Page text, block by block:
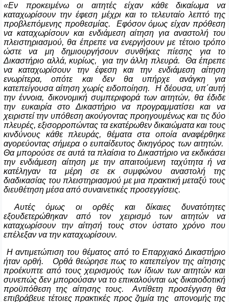
«Εν προκειμένω οι αιτητές είχαν κάθε δικαίωμα να
καταχωρίσουν την έφεση μέχρι και το τελευταίο λεπτό της
προβλεπόμενης προθεσμίας. Εφόσον όμως είχαν πρόθεση
να καταχωρίσουν και ενδιάμεση αίτηση για αναστολή του
πλειστηριασμού, θα έπρεπε να ενεργήσουν με τέτοιο τρόπο
ώστε να μη δημιουργήσουν συνθήκες πίεσης για το
Δικαστήριο αλλά, κυρίως, για την άλλη πλευρά. Θα έπρεπε
να καταχωρίσουν την έφεση και την ενδιάμεση αίτηση
ενωρίτερα, οπότε και δεν θα υπήρχε ανάγκη για
κατεπείγουσα αίτηση χωρίς ειδοποίηση. Η δέουσα, υπ΄αυτή
την έννοια, δικονομική συμπεριφορά των αιτητών, θα έδιδε
την ευκαιρία στο Δικαστήριο να προγραμματίσει και να
χειριστεί την υπόθεση ακούγοντας προηγουμένως και τις δύο
πλευρές, εξισορροπώντας τα εκατέρωθεν δικαιώματα και τους
κινδύνους κάθε πλευράς, θέματα στα οποία αναφέρθηκε
αγορεύοντας σήμερα ο ευπαίδευτος δικηγόρος των αιτητών.
Θα μπορούσε σε αυτά τα πλαίσια το Δικαστήριο να εκδικάσει
την ενδιάμεση αίτηση με την απαιτούμενη ταχύτητα ή να
κατέληγαν τα μέρη σε εκ συμφώνου αναστολή της
διαδικασίας του πλειστηριασμού με μια πρακτική μεταξύ τους
διευθέτηση μέσα από συναινετικές προσεγγίσεις.
Αυτές όμως οι ορθές και δίκαιες δυνατότητες
εξουδετερώθηκαν από τον χειρισμό των αιτητών να
καταχωρίσουν την αίτησή τους στον ύστατο χρόνο που
επέλεξαν να την καταχωρίσουν.
Η αντιμετώπιση του θέματος από το Επαρχιακό Δικαστήριο
ήταν ορθή. Ορθά θεώρησε πως το κατεπείγον της αίτησης
προέκυπτε από τους χειρισμούς των ίδιων των αιτητών και
συνεπώς δεν μπορούσαν να το επικαλούνται ως δικαιοδοτική
προϋπόθεση της αίτησης τους. Αντίθετη προσέγγιση θα
επιβράβευε τέτοιες πρακτικές προς ζημία της απονομής της